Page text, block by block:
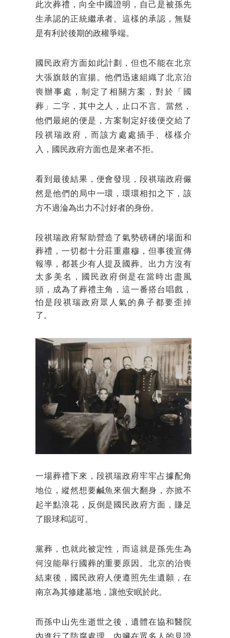
此次葬禮，向全中國證明，自己是被孫先
生承認的正統繼承者。這樣的承認，無疑
是有利於後期的政權爭端。
國民政府方面如此計劃，但也不能在北京
大張旗鼓的宣揚。他們迅速組織了北京治
喪辦事處，制定了相關方案，對於「國
葬」二字，其中之人，止口不言。當然，
他們最絕的便是，方案制定好後便交給了
段祺瑞政府，而該方處處插手、樣樣介
入，國民政府方面也是來者不拒。
看到最後結果，便會發現，段祺瑞政府儼
然是他們的局中一環，環環相扣之下，該
方不過淪為出力不討好者的身份。
段祺瑞政府幫助營造了氣勢磅礡的場面和
葬禮，一切都十分莊重肅穆，但事後宣傳
報導，都甚少有人提及國葬。出力方沒有
太多美名，國民政府倒是在當時出盡風
頭，成為了葬禮主角，這一番搭台唱戲，
怕是段祺瑞政府眾人氣的鼻子都要歪掉
了。
一場葬禮下來，段祺瑞政府牢牢占據配角
地位，縱然想要鹹魚來個大翻身，亦掀不
起半點浪花，反倒是國民政府方面，賺足
了眼球和認可。
黨葬，也就此被定性，而這就是孫先生為
何沒能舉行國葬的重要原因。北京的治喪
結束後，國民政府人便遵照先生遺願，在
南京為其修建墓地，讓他安眠於此。
而孫中山先生逝世之後，遺體在協和醫院